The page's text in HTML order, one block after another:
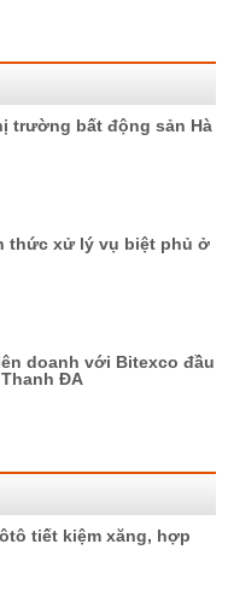
trường bất động sản Hà
thức xử lý vụ biệt phủ ở
doanh với Bitexco đầu
ĐA
tiết kiệm xăng, hợp